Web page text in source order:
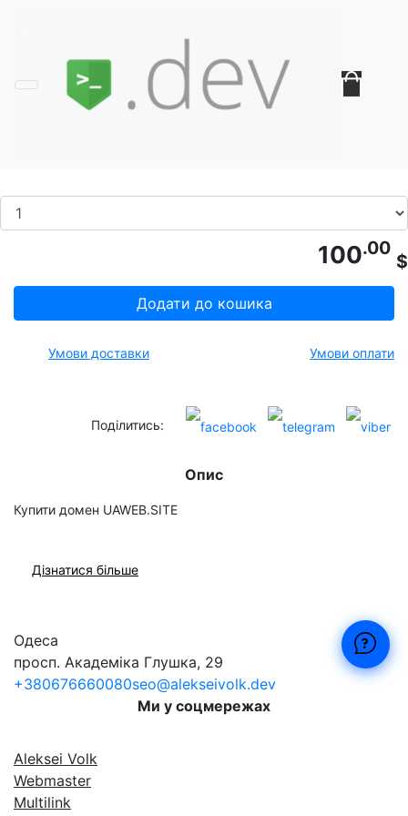
UAWEB.SITE
100.00
$
Додати до кошика
Умови доставки Умови оплати
Поділитись:
Опис
Купити домен UAWEB.SITE
Дізнатися більше
Одеса
просп. Академіка Глушка, 29
+380676660080seo@alekseivolk.dev
Ми у соцмережах
Aleksei Volk
Webmaster
Multilink